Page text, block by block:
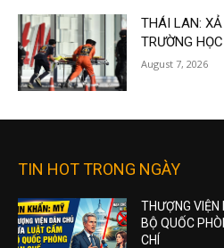
THÁI LAN:
TRƯỜNG HỌC
August 7, 2026
TIN HOT TRONG NGÀY
THƯỢNG
BỘ QUỐC
CHÍ